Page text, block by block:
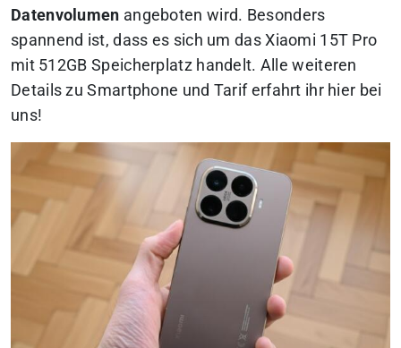
Datenvolumen angeboten wird. Besonders
spannend ist, dass es sich um das Xiaomi 15T Pro
mit 512GB Speicherplatz handelt. Alle weiteren
Details zu Smartphone und Tarif erfahrt ihr hier bei
uns!